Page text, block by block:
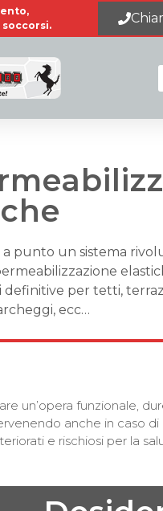
a punto un sistema
per tetti,
ecc…
un’opera funzionale,
anche in caso di
e rischiosi per la